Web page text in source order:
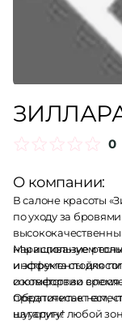
0
О компании:
В салоне красоты
по уходу за
высококачественный шугаринг.
наращивание
и эффекта
соответствии с
предпочитает
шугаринг любой
Мы используем
инструменты для
и комфорт во
Обратитесь к нам,
на услугу!